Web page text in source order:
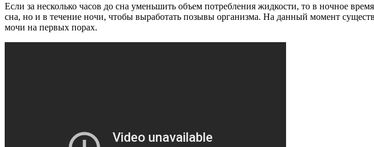
Если за несколько часов до сна уменьшить объем потребления жидкости, то в ночное
сна, но и в течение ночи, чтобы выработать позывы организма. На данный момент
мочи на первых порах.